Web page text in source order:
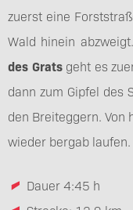
zuerst eine
Wald hinein
des Gratsgeht es
dann zum Gipfel des
den Breiteggern. Von
wieder bergab laufen.
Dauer 4:45 h